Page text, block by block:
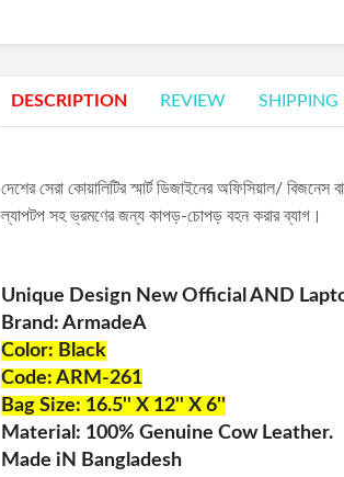
DESCRIPTION REVIEW SHIPPING
দেশের সেরা কোয়ালিটির স্মার্ট ডিজাইনের অফিসিয়াল/
ল্যাপটপ সহ ভ্রমণের জন্য কাপড়-চোপড় বহন করার ব্যাগ।
Unique Design New Official AND
Brand: ArmadeA
Color: Black
Code: ARM-261
Bag Size: 16.5'' X 12'' X 6''
Material: 100% Genuine Cow Leather.
Made iN Bangladesh